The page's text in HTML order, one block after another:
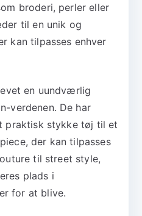
broderi, perler eller
til en unik og
kan tilpasses enhver
en uundværlig
verdenen. De har
praktisk stykke tøj til et
der kan tilpasses
til street style,
plads i
for at blive.